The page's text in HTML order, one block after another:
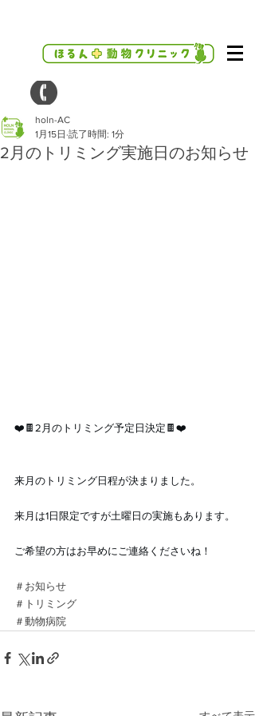
2月のトリミング実施日のお知らせ
holn-AC
1月15日 読了時間: 1分
❤️🍫2月のトリミング予定日決定🍫❤️
来月のトリミング日程が決まりました。
来月は1日限定ですが土曜日の実施もあります。
ご希望の方はお早めにご連絡くださいね！
＃お知らせ
＃トリミング
＃動物病院